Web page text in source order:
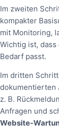
Im zweiten
kompakter
mit Monitoring,
Wichtig ist,
Bedarf passt.
Im dritten
dokumentierten
z. B.
Anfragen und
Website-